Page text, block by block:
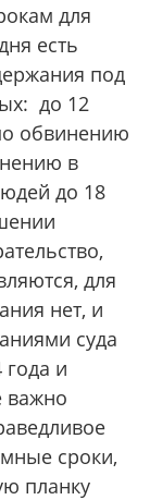
для
есть
под
до 12
обвинению
в
до 18
для
нет, и
суда
и
важно
сроки,
планку